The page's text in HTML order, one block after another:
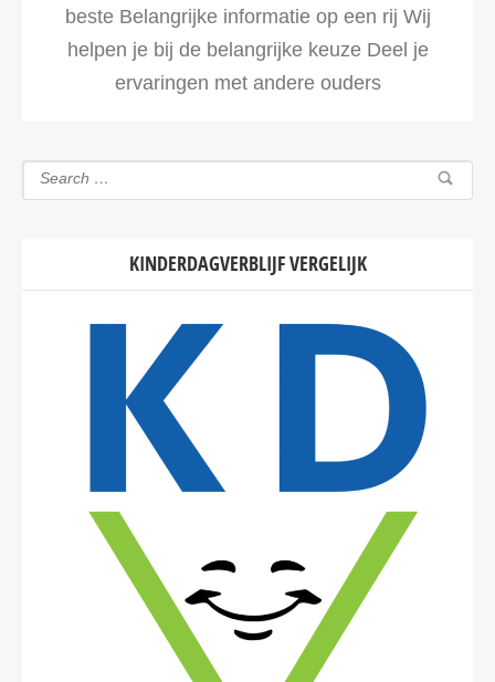
beste Belangrijke informatie op een rij Wij
helpen je bij de belangrijke keuze Deel je
ervaringen met andere ouders
KINDERDAGVERBLIJF VERGELIJK